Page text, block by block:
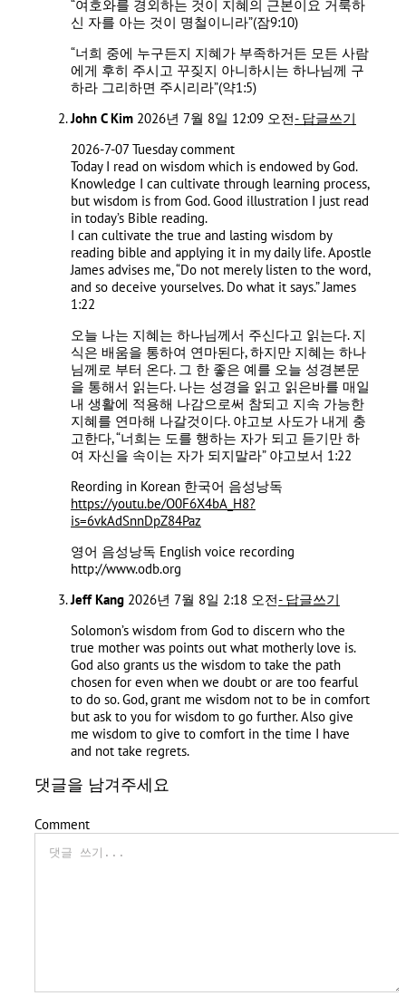
“여호와를 경외하는 것이 지혜의 근본이요 거룩하
신 자를 아는 것이 명철이니라”(잠9:10)
“너희 중에 누구든지 지혜가 부족하거든 모든 사람
에게 후히 주시고 꾸짖지 아니하시는 하나님께 구
하라 그리하면 주시리라”(약1:5)
John C Kim 2026년 7월 8일 12:09 오전- 답글쓰기
2026-7-07 Tuesday comment
Today I read on wisdom which is endowed by God.
Knowledge I can cultivate through learning process,
but wisdom is from God. Good illustration I just read
in today’s Bible reading.
I can cultivate the true and lasting wisdom by
reading bible and applying it in my daily life. Apostle
James advises me, “Do not merely listen to the word,
and so deceive yourselves. Do what it says.” James‬
‭1‬:‭22‬ ‭
오늘 나는 지혜는 하나님께서 주신다고 읽는다. 지
식은 배움을 통하여 연마된다, 하지만 지혜는 하나
님께로 부터 온다. 그 한 좋은 예를 오늘 성경본문
을 통해서 읽는다. 나는 성경을 읽고 읽은바를 매일
내 생활에 적용해 나감으로써 참되고 지속 가능한
지혜를 연마해 나갈것이다. 야고보 사도가 내게 충
고한다, “너희는 도를 행하는 자가 되고 듣기만 하
여 자신을 속이는 자가 되지말라” 야고보서‬ ‭1‬:‭22‬ ‭
Reording in Korean 한국어 음성낭독
https://youtu.be/O0F6X4bA_H8?
is=6vkAdSnnDpZ84Paz
영어 음성낭독 English voice recording
http://www.odb.org
Jeff Kang 2026년 7월 8일 2:18 오전- 답글쓰기
Solomon’s wisdom from God to discern who the
true mother was points out what motherly love is.
God also grants us the wisdom to take the path
chosen for even when we doubt or are too fearful
to do so. God, grant me wisdom not to be in comfort
but ask to you for wisdom to go further. Also give
me wisdom to give to comfort in the time I have
and not take regrets.
댓글을 남겨주세요
Comment